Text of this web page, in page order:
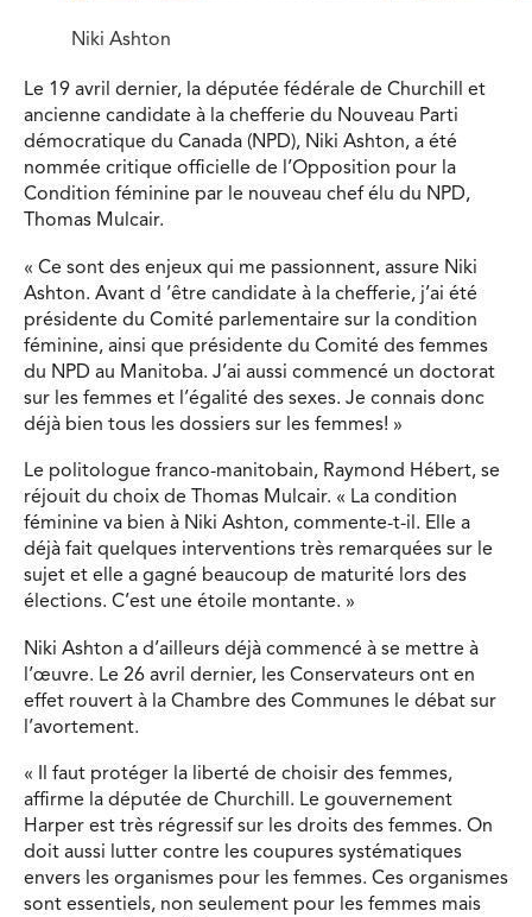
Niki Ashton
Le 19 avril dernier, la députée fédérale de Churchill et
ancienne candidate à la chefferie du Nouveau Parti
démocratique du Canada (NPD), Niki Ashton, a été
nommée critique officielle de l’Opposition pour la
Condition féminine par le nouveau chef élu du NPD,
Thomas Mulcair.
« Ce sont des enjeux qui me passionnent, assure Niki
Ashton. Avant d ’être candidate à la chefferie, j’ai été
présidente du Comité parlementaire sur la condition
féminine, ainsi que présidente du Comité des femmes
du NPD au Manitoba. J’ai aussi commencé un doctorat
sur les femmes et l’égalité des sexes. Je connais donc
déjà bien tous les dossiers sur les femmes! »
Le politologue franco-manitobain, Raymond Hébert, se
réjouit du choix de Thomas Mulcair. « La condition
féminine va bien à Niki Ashton, commente-t-il. Elle a
déjà fait quelques interventions très remarquées sur le
sujet et elle a gagné beaucoup de maturité lors des
élections. C’est une étoile montante. »
Niki Ashton a d’ailleurs déjà commencé à se mettre à
l’œuvre. Le 26 avril dernier, les Conservateurs ont en
effet rouvert à la Chambre des Communes le débat sur
l’avortement.
« Il faut protéger la liberté de choisir des femmes,
affirme la députée de Churchill. Le gouvernement
Harper est très régressif sur les droits des femmes. On
doit aussi lutter contre les coupures systématiques
envers les organismes pour les femmes. Ces organismes
sont essentiels, non seulement pour les femmes mais